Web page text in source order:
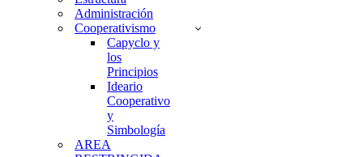
Administración
Cooperativismo
Capyclo y
los
Principios
Ideario
Cooperativo
y
Simbología
AREA